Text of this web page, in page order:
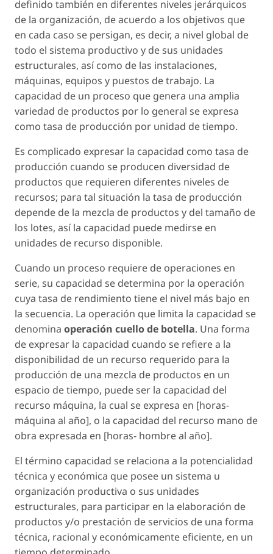
definido también en diferentes niveles jerárquicos
de la organización, de acuerdo a los objetivos que
en cada caso se persigan, es decir, a nivel global de
todo el sistema productivo y de sus unidades
estructurales, así como de las instalaciones,
máquinas, equipos y puestos de trabajo. La
capacidad de un proceso que genera una amplia
variedad de productos por lo general se expresa
como tasa de producción por unidad de tiempo.
Es complicado expresar la capacidad como tasa de
producción cuando se producen diversidad de
productos que requieren diferentes niveles de
recursos; para tal situación la tasa de producción
depende de la mezcla de productos y del tamaño de
los lotes, así la capacidad puede medirse en
unidades de recurso disponible.
Cuando un proceso requiere de operaciones en
serie, su capacidad se determina por la operación
cuya tasa de rendimiento tiene el nivel más bajo en
la secuencia. La operación que limita la capacidad se
denomina operación cuello de botella. Una forma
de expresar la capacidad cuando se refiere a la
disponibilidad de un recurso requerido para la
producción de una mezcla de productos en un
espacio de tiempo, puede ser la capacidad del
recurso máquina, la cual se expresa en [horas-
máquina al año], o la capacidad del recurso mano de
obra expresada en [horas- hombre al año].
El término capacidad se relaciona a la potencialidad
técnica y económica que posee un sistema u
organización productiva o sus unidades
estructurales, para participar en la elaboración de
productos y/o prestación de servicios de una forma
técnica, racional y económicamente eficiente, en un